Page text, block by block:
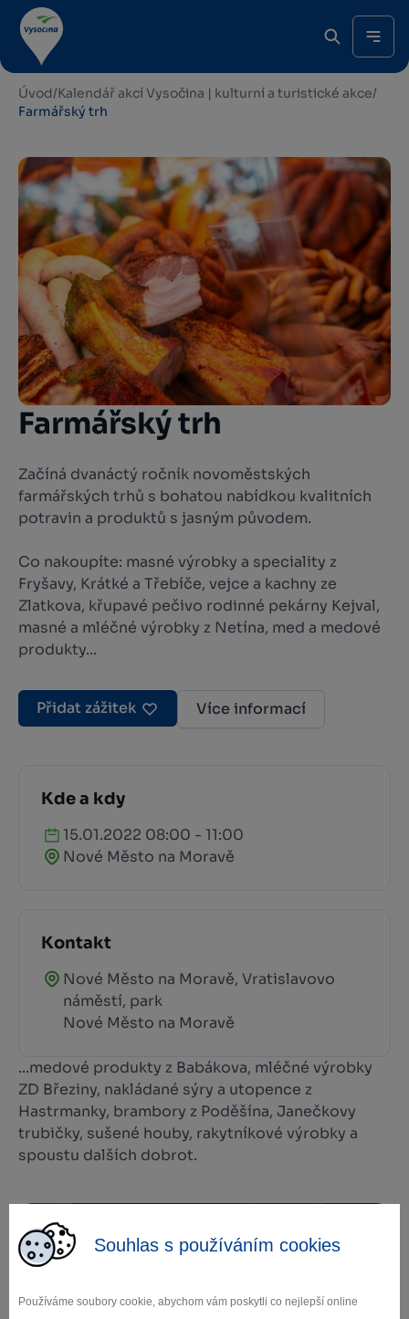
Souhlas s používáním cookies
Používáme soubory cookie, abychom vám poskytli co nejlepší online
Úvod/Kalendář akcí Vysočina | kulturní a turistické akce/
Farmářský trh
Farmářský trh
Začíná dvanáctý ročník novoměstských
farmářských trhů s bohatou nabídkou kvalitních
potravin a produktů s jasným původem.
Co nakoupíte: masné výrobky a speciality z
Fryšavy, Krátké a Třebíče, vejce a kachny ze
Zlatkova, křupavé pečivo rodinné pekárny Kejval,
masné a mléčné výrobky z Netína, med a medové
produkty...
Přidat zážitek Více informací
Kde a kdy
15.01.2022 08:00 - 11:00
Nové Město na Moravě
Kontakt
Nové Město na Moravě, Vratislavovo
náměstí, park
Nové Město na Moravě
...medové produkty z Babákova, mléčné výrobky
ZD Březiny, nakládané sýry a utopence z
Hastrmanky, brambory z Poděšína, Janečkovy
trubičky, sušené houby, rakytníkové výrobky a
spoustu dalších dobrot.